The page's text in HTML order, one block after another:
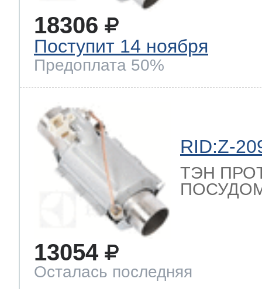
18306
Поступит 14 ноября
Предоплата 50%
RID:Z-
ТЭН
13054
Осталась последняя